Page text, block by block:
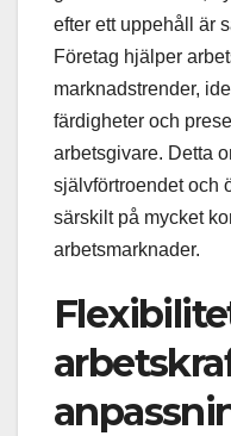
efter ett uppehåll är
Företag hjälper
marknadstrender,
färdigheter och
arbetsgivare. Detta
självförtroendet och
särskilt på mycket
arbetsmarknader.